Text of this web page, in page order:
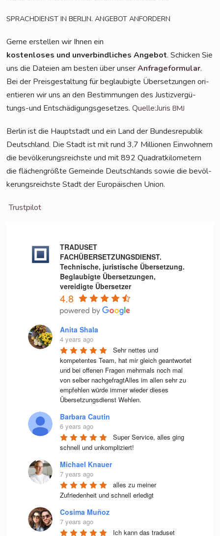
SPRACHDIENST IN BERLIN.ANGEBOT ANFORDERN
Ger­ne erstel­len wir Ihnen ein
kos­ten­lo­ses und unver­bind­li­ches Ange­bot. Schi­cken Sie
uns die Datei­en am bes­ten über unserAnfra­ge­for­mu­lar.
Bei der Preis­ge­stal­tung für beglau­big­te Über­set­zun­gen ori­
en­tie­ren wir uns an den Bestim­mun­gen des Jus­tiz­ver­gü­
tungs-und Ent­schä­di­gungs­ge­set­zes.Quelle:JurisBMJ
Ber­lin ist die Haupt­stadt und ein Land der Bun­des­re­pu­blik
Deutsch­land. Die Stadt ist mit rund 3,7 Mil­lio­nen Ein­woh­nern
die bevöl­ke­rungs­reichs­te und mit 892 Qua­drat­ki­lo­me­tern
die flä­chen­größ­te Gemein­de Deutsch­lands sowie die bevöl­
ke­rungs­reichs­te Stadt der Euro­päi­schen Union.
Trust­pi­lot
TRADUSET
FACHÜBERSETZUNGSDIENST.
Technische, juristische Übersetzung.
Beglaubigte Übersetzungen,
vereidigte Übersetzer
4.8
Anita Shala
4 years ago
Sehr nettes und
kompetentes Team, hat mir gleich geantwortet
und bei offenen Fragen mehrmals noch mal
von selber nachgefragtAlles im allen sehr zu
empfehlen würde immer wieder dieses
Übersetzungsdienst Wehlen.
Barbara Cautin
6 years ago
Super Service, alles ging
schnell und unkompliziert!
Michael Knauer
7 years ago
alles zu meiner
Zufriedenheit und schnell erledigt
Cosima Muñoz
7 years ago
Ich kann das traduset